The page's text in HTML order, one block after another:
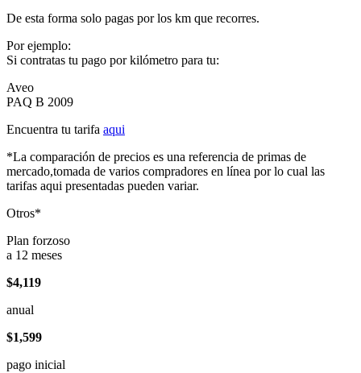
De esta forma solo pagas por los km que recorres.
Por ejemplo:
Si contratas tu pago por kilómetro para tu:
Aveo
PAQ B 2009
Encuentra tu tarifa aqui
*La comparación de precios es una referencia de primas de
mercado,tomada de varios compradores en línea por lo cual las
tarifas aqui presentadas pueden variar.
Otros*
Plan forzoso
a 12 meses
$4,119
anual
$1,599
pago inicial